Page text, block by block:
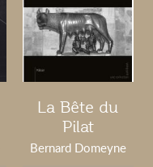
La Bête du
Pilat
Bernard Domeyne